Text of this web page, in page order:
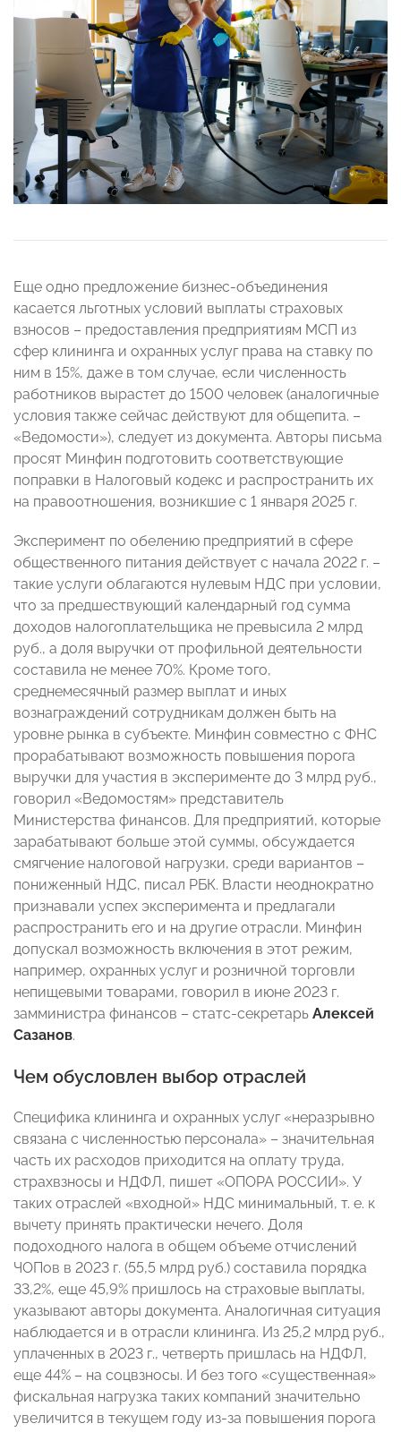
Еще одно предложение бизнес-объединения
касается льготных условий выплаты страховых
взносов – предоставления предприятиям МСП из
сфер клининга и охранных услуг права на ставку по
ним в 15%, даже в том случае, если численность
работников вырастет до 1500 человек (аналогичные
условия также сейчас действуют для общепита. –
«Ведомости»), следует из документа. Авторы письма
просят Минфин подготовить соответствующие
поправки в Налоговый кодекс и распространить их
на правоотношения, возникшие с 1 января 2025 г.
Эксперимент по обелению предприятий в сфере
общественного питания действует с начала 2022 г. –
такие услуги облагаются нулевым НДС при условии,
что за предшествующий календарный год сумма
доходов налогоплательщика не превысила 2 млрд
руб., а доля выручки от профильной деятельности
составила не менее 70%. Кроме того,
среднемесячный размер выплат и иных
вознаграждений сотрудникам должен быть на
уровне рынка в субъекте. Минфин совместно с ФНС
прорабатывают возможность повышения порога
выручки для участия в эксперименте до 3 млрд руб.,
говорил «Ведомостям» представитель
Министерства финансов. Для предприятий, которые
зарабатывают больше этой суммы, обсуждается
смягчение налоговой нагрузки, среди вариантов –
пониженный НДС, писал РБК. Власти неоднократно
признавали успех эксперимента и предлагали
распространить его и на другие отрасли. Минфин
допускал возможность включения в этот режим,
например, охранных услуг и розничной торговли
непищевыми товарами, говорил в июне 2023 г.
замминистра финансов – статс-секретарь Алексей
Сазанов.
Чем обусловлен выбор отраслей
Специфика клининга и охранных услуг «неразрывно
связана с численностью персонала» – значительная
часть их расходов приходится на оплату труда,
страхвзносы и НДФЛ, пишет «ОПОРА РОССИИ». У
таких отраслей «входной» НДС минимальный, т. е. к
вычету принять практически нечего. Доля
подоходного налога в общем объеме отчислений
ЧОПов в 2023 г. (55,5 млрд руб.) составила порядка
33,2%, еще 45,9% пришлось на страховые выплаты,
указывают авторы документа. Аналогичная ситуация
наблюдается и в отрасли клининга. Из 25,2 млрд руб.,
уплаченных в 2023 г., четверть пришлась на НДФЛ,
еще 44% – на соцвзносы. И без того «существенная»
фискальная нагрузка таких компаний значительно
увеличится в текущем году из-за повышения порога